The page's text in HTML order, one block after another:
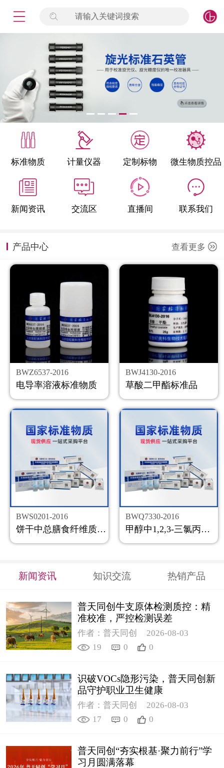
请输入关键词搜索
标准物质 计量仪器 定制标物 微生物质控品
新闻资讯 交流区 直播间 联系我们
产品中心 查看更多
BWZ6537-2016
电导率溶液标准物质
BWJ4130-2016
草酸二甲酯标准品
BWS0201-2016
饼干中总膳食纤维质控样品
BWQ7330-2016
甲醇中1,2,3-三氯丙烷溶液标准物质
新闻资讯 知识交流 热销产品
普天同创牛支原体检测质控：精
准校准，严控检测误差
作者：普天同创
2026-08-03
19
0 0
识破VOCs隐形污染，普天同创新
品守护职业卫生健康
作者：普天同创
2026-08-03
17
0 0
普天同创“夯实根基·聚力前行”学
习月圆满落幕
签到
标准物质
产品专项
微生物检测/质控品
定制标物
定制仪器
新闻资讯
公司主页
购物车
会员中心
联系我们
返回主页